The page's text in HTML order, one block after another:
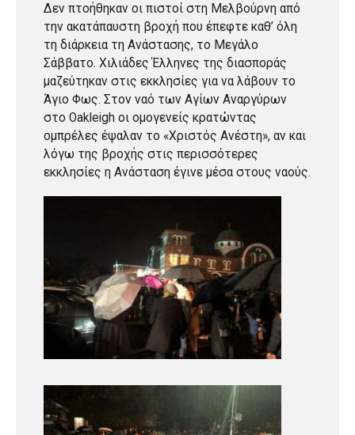
Δεν πτοήθηκαν οι πιστοί στη Μελβούρνη από
την ακατάπαυστη βροχή που έπεφτε καθ’ όλη
τη διάρκεια τη Ανάστασης, το Μεγάλο
Σάββατο. Χιλιάδες Έλληνες της διασποράς
μαζεύτηκαν στις εκκλησίες για να λάβουν το
Άγιο Φως. Στον ναό των Αγίων Αναργύρων
στο Oakleigh οι ομογενείς κρατώντας
ομπρέλες έψαλαν το «Χριστός Ανέστη», αν και
λόγω της βροχής στις περισσότερες
εκκλησίες η Ανάσταση έγινε μέσα στους ναούς.